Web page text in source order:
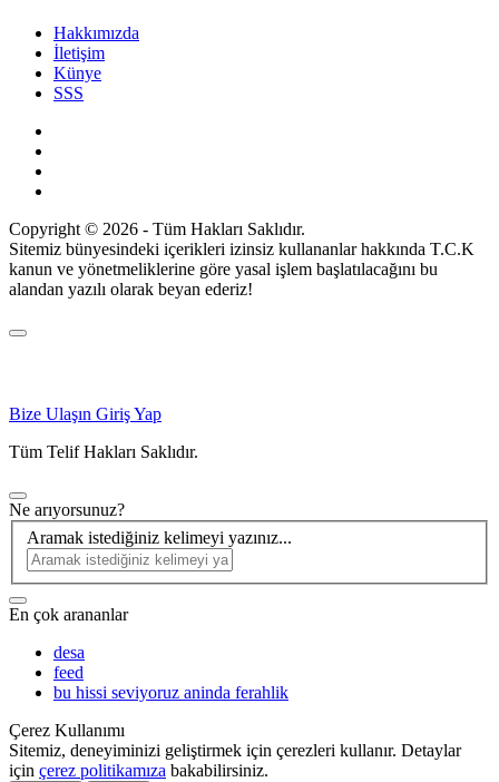
Hakkımızda
İletişim
Künye
SSS
Copyright © 2026 - Tüm Hakları Saklıdır.
Sitemiz bünyesindeki içerikleri izinsiz kullananlar hakkında T.C.K
kanun ve yönetmeliklerine göre yasal işlem başlatılacağını bu
alandan yazılı olarak beyan ederiz!
Bize Ulaşın Giriş Yap
Tüm Telif Hakları Saklıdır.
Ne arıyorsunuz?
Aramak istediğiniz kelimeyi yazınız...
En çok arananlar
desa
feed
bu hissi seviyoruz aninda ferahlik
Çerez Kullanımı
Sitemiz, deneyiminizi geliştirmek için çerezleri kullanır. Detaylar
için çerez politikamıza bakabilirsiniz.